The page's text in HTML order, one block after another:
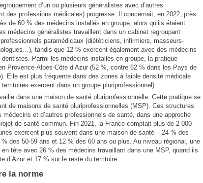
d’un ou plusieurs généralistes avec d’autres
des professions médicales) progresse. Il concernait, en 2022, près
de 60 % des médecins installés en groupe, alors qu’ils étaient
médecins généralistes travaillent dans un cabinet regroupant
paramédicaux (diététiciens, infirmiers, masseurs-
tandis que 12 % exercent également avec des médecins
Parmi les médecins installés en groupe, la pratique
Provence-Alpes-Côte d’Azur (52 %, contre 62 % dans les Pays de
Elle est plus fréquente dans des zones à faible densité médicale
exercent dans un groupe pluriprofessionnel).
dans une maison de santé pluriprofessionnelle. Cette pratique se
de maisons de santé pluriprofessionnelles (MSP). Ces structures
et d’autres professionnels de santé, dans une approche
de santé commun. Fin 2021, la France comptait plus de 2 000
exercent plus souvent dans une maison de santé – 24 % des
des 50-59 ans et 12 % des 60 ans ou plus. Au niveau régional, une
tête avec 26 % des médecins travaillant dans une MSP, quand ils
d’Azur et 17 % sur le reste du territoire.
la norme